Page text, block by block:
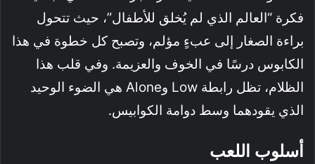
فكرة “العالم الذي لم يُخلق للأطفال”، حيث تتحول
براءة الصغار إلى عبءٍ مؤلم، وتصبح كل خطوة في هذا
الكابوس درسًا في الخوف والعزيمة. وفي قلب هذا
الظلام، تظل رابطة Low وAlone هي الضوء الوحيد
الذي يقودهما وسط دوامة الكوابيس.
أسلوب اللعب